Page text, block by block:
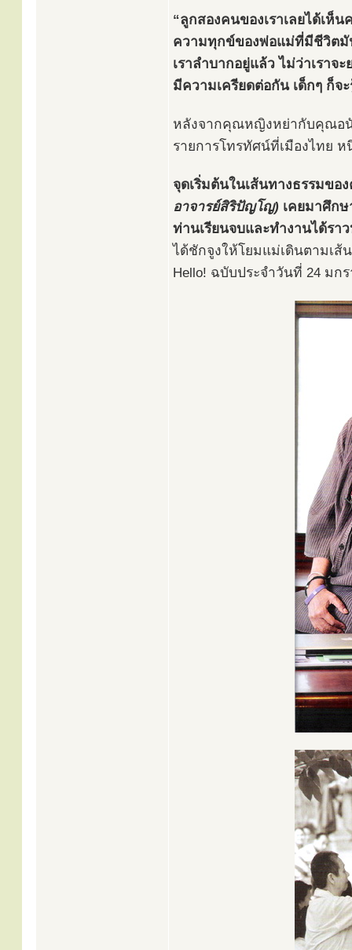
“ลูกสองคนของเราเลยได้เห็
ความทุกข์ของพ่อแม่ที่มีชีวิต
เราลำบากอยู่แล้ว ไม่ว่าเรา
มีความเครียดต่อกัน เด็กๆ ก็จ
หลังจากคุณหญิงหย่ากับคุณอนั
รายการโทรทัศน์ที่เมืองไทย ห
จุดเริ่มต้นในเส้นทางธรรมข
อาจารย์สิริปัญโญ) เคยมาศึก
ท่านเรียนจบและทำงานได้ร
ได้ชักจูงให้โยมแม่เดินตามเส้
Hello! ฉบับประจำวันที่ 24 มก